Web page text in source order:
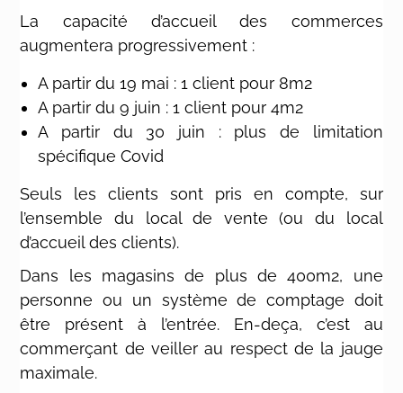
La capacité d’accueil des commerces
augmentera progressivement :
A partir du 19 mai : 1 client pour 8m2
A partir du 9 juin : 1 client pour 4m2
A partir du 30 juin : plus de limitation
spécifique Covid
Seuls les clients sont pris en compte, sur
l’ensemble du local de vente (ou du local
d’accueil des clients).
Dans les magasins de plus de 400m2, une
personne ou un système de comptage doit
être présent à l’entrée. En-deça, c’est au
commerçant de veiller au respect de la jauge
maximale.